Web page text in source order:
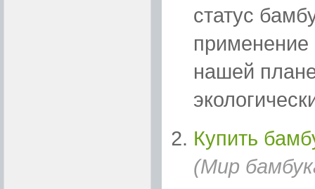
статус
применение
нашей
Купить
(Мир